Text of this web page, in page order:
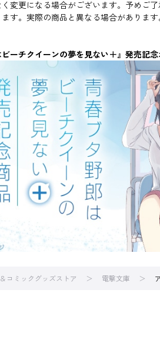
変更になる場合がございます。予めご了
す。実際の商品と異なる場合があります
ーチクイーンの夢を見ない＋』発売記
コミックグッズストア 電撃文庫